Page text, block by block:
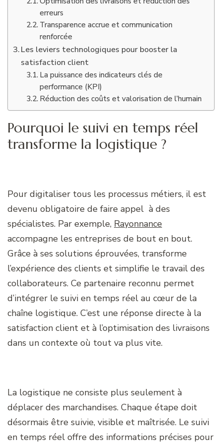
erreurs
Transparence accrue et communication
renforcée
Les leviers technologiques pour booster la
satisfaction client
La puissance des indicateurs clés de
performance (KPI)
Réduction des coûts et valorisation de l’humain
Pourquoi le suivi en temps réel
transforme la logistique ?
Pour digitaliser tous les processus métiers, il est
devenu obligatoire de faire appel à des
spécialistes. Par exemple, Rayonnance
accompagne les entreprises de bout en bout.
Grâce à ses solutions éprouvées, transforme
l’expérience des clients et simplifie le travail des
collaborateurs. Ce partenaire reconnu permet
d’intégrer le suivi en temps réel au cœur de la
chaîne logistique. C’est une réponse directe à la
satisfaction client et à l’optimisation des livraisons
dans un contexte où tout va plus vite.
La logistique ne consiste plus seulement à
déplacer des marchandises. Chaque étape doit
désormais être suivie, visible et maîtrisée. Le suivi
en temps réel offre des informations précises pour